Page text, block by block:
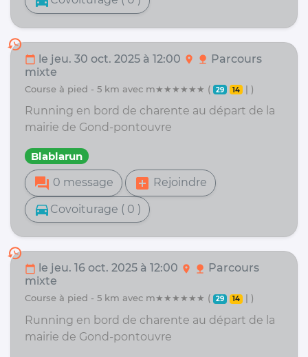
history
calendar_today le jeu. 30 oct. 2025 à 12:00 location_on nature Parcours
mixte
course à pied - 5 km avec m★★★★★★ ( 29 14 | )
Running en bord de charente au départ de la
mairie de Gond-pontouvre
Blablarun
forum 0 message add_box Rejoindre
directions_car Covoiturage ( 0 )
history
calendar_today le jeu. 16 oct. 2025 à 12:00 location_on nature
Parcours
mixte
course à pied - 5 km avec m★★★★★★ ( 29 14 | )
Running en bord de charente au départ de la
mairie de Gond-pontouvre